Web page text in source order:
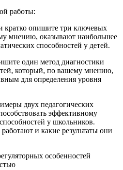
работы:
кратко опишите три ключевых
мнению, оказывают наибольшее
способностей у детей.
один метод диагностики
который, по вашему мнению,
для определения уровня
двух педагогических
эффективному
у школьников.
и какие результаты они
особенностей